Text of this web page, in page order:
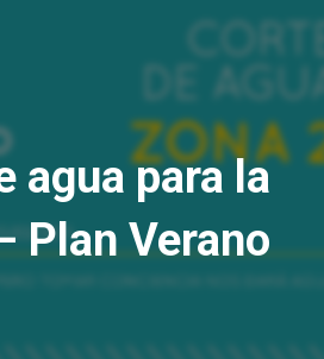
agua para la
Plan Verano